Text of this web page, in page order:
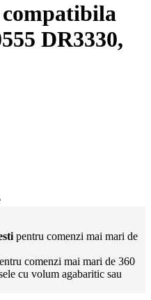
DR3330,
pentru comenzi mai mari de
comenzi mai mari de 360
cu volum agabaritic sau